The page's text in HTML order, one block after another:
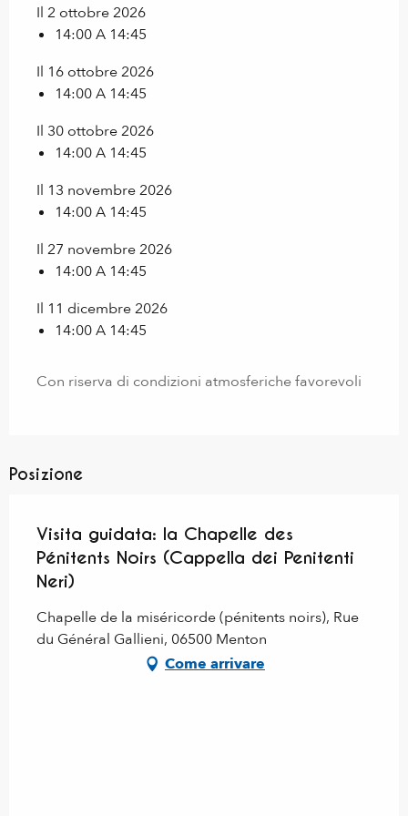
Il 2 ottobre 2026
14:00 A 14:45
Il 16 ottobre 2026
14:00 A 14:45
Il 30 ottobre 2026
14:00 A 14:45
Il 13 novembre 2026
14:00 A 14:45
Il 27 novembre 2026
14:00 A 14:45
Il 11 dicembre 2026
14:00 A 14:45
Con riserva di condizioni atmosferiche favorevoli
Posizione
Visita guidata: la Chapelle des
Pénitents Noirs (Cappella dei Penitenti
Neri)
Chapelle de la miséricorde (pénitents noirs), Rue
du Général Gallieni, 06500 Menton
Come arrivare